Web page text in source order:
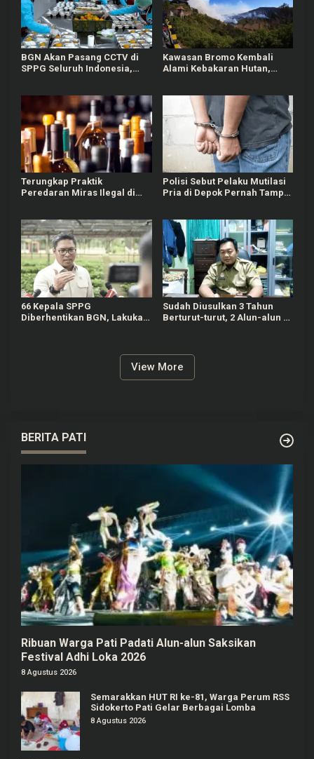
BGN Akan Pasang CCTV di
SPPG Seluruh Indonesia,
Kawasan Bromo Kembali
Alami Kebakaran Hutan,
Terungkap Praktik
Peredaran Miras Ilegal di
Polisi Sebut Pelaku Mutilasi
Pria di Depok Pernah Tampil
66 Kepala SPPG
Diberhentikan BGN, Lakukan
Sudah Diusulkan 3 Tahun
Berturut-turut, 2 Alun-alun di
View More
BERITA PATI
Ribuan Warga Pati Padati Alun-alun Saksikan
Festival Adhi Loka 2026
8 Agustus 2026
Semarakkan HUT RI ke-81, Warga Perum RSS
Sidokerto Pati Gelar Berbagai Lomba
8 Agustus 2026